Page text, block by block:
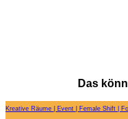
Das
Kreative Räume Event Female Shift